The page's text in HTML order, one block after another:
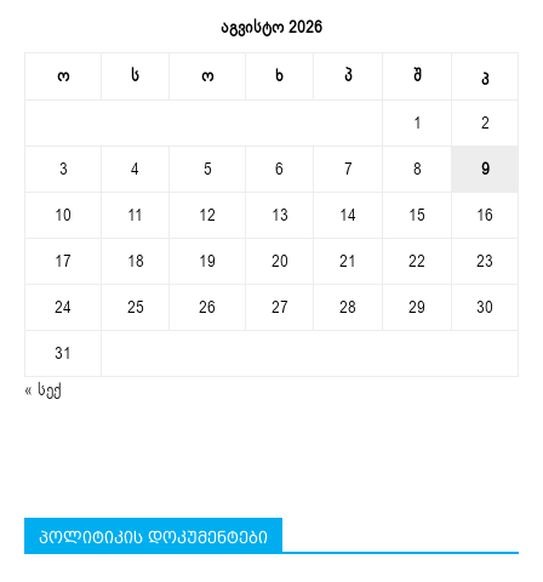
აგვისტო 2026
ო ს ო ხ პ შ კ
1
2
3
4 5 6 7 8
9
10
11 12 13 14 15
16
17
18 19 20 21 22
23
24
25 26 27 28 29
30
31
« სექ
პოლიტიკის დოკუმენტები